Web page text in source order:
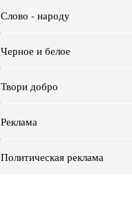
Слово - народу
Черное и белое
Твори добро
Реклама
Политическая реклама